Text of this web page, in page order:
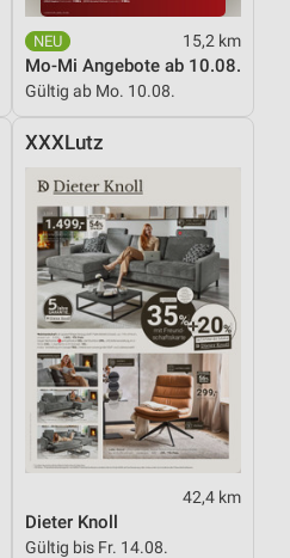
15,2 km
Mo-Mi Angebote ab 10.08.
Gültig ab Mo. 10.08.
XXXLutz
42,4 km
Dieter Knoll
Gültig bis Fr. 14.08.